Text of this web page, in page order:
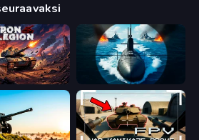
Ships Battlefield 3D